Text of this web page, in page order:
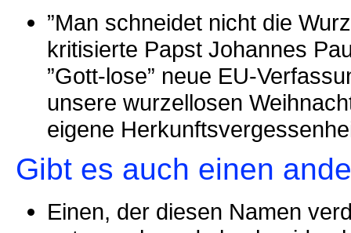
”Man schneidet nicht die
kritisierte Papst Johannes
”Gott-lose” neue EU-
unsere wurzellosen
eigene
Gibt es auch einen
Einen, der diesen Namen